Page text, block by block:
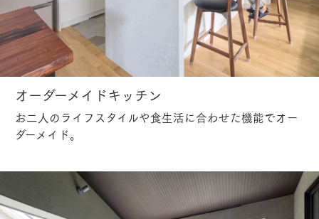
オーダーメイドキッチン
お二人のライフスタイルや食生活に合わせた機能でオー
ダーメイド。